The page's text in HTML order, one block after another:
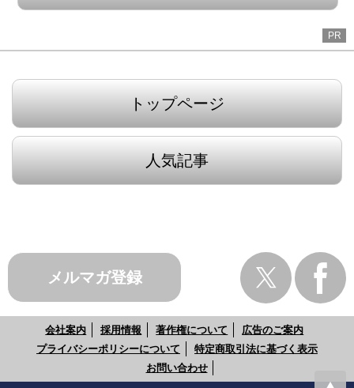
PR
トップページ
人気記事
メルマガ登録
会社案内 採用情報 著作権について
広告のご案内
プライバシーポリシーについて
特定商取引法に基づく表示
お問い合わせ